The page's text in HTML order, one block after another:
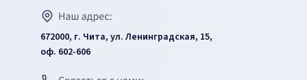
672000, г. Чита, ул. Ленинградская, 15,
оф. 602-606